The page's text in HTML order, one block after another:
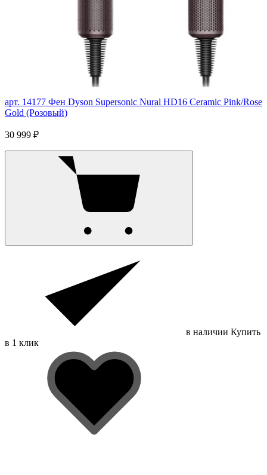
арт. 14177 Фен Dyson Supersonic Nural HD16 Ceramic Pink/Rose
Gold (Розовый)
30 999 ₽
в наличии Купить
в 1 клик